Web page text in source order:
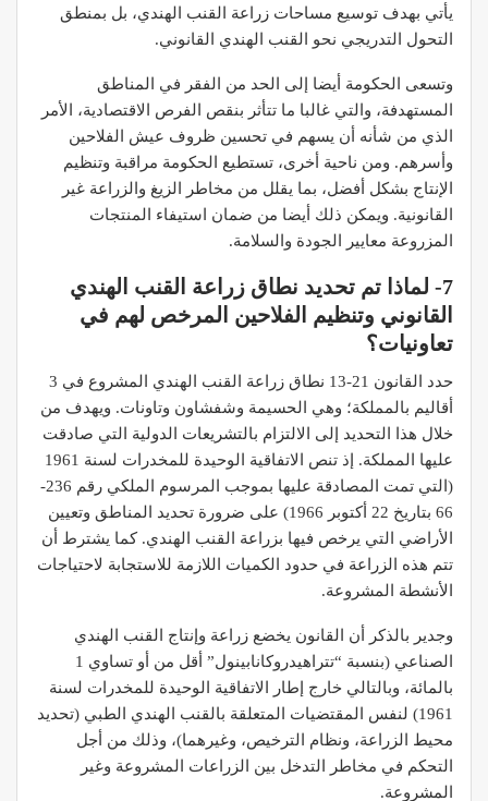
يأتي بهدف توسيع مساحات زراعة القنب الهندي، بل بمنطق
التحول التدريجي نحو القنب الهندي القانوني.
وتسعى الحكومة أيضا إلى الحد من الفقر في المناطق
المستهدفة، والتي غالبا ما تتأثر بنقص الفرص الاقتصادية، الأمر
الذي من شأنه أن يسهم في تحسين ظروف عيش الفلاحين
وأسرهم. ومن ناحية أخرى، تستطيع الحكومة مراقبة وتنظيم
الإنتاج بشكل أفضل، بما يقلل من مخاطر الزيغ والزراعة غير
القانونية. ويمكن ذلك أيضا من ضمان استيفاء المنتجات
المزروعة معايير الجودة والسلامة.
7- لماذا تم تحديد نطاق زراعة القنب الهندي
القانوني وتنظيم الفلاحين المرخص لهم في
تعاونيات؟
حدد القانون 21-13 نطاق زراعة القنب الهندي المشروع في 3
أقاليم بالمملكة؛ وهي الحسيمة وشفشاون وتاونات. ويهدف من
خلال هذا التحديد إلى الالتزام بالتشريعات الدولية التي صادقت
عليها المملكة. إذ تنص الاتفاقية الوحيدة للمخدرات لسنة 1961
(التي تمت المصادقة عليها بموجب المرسوم الملكي رقم 236-
66 بتاريخ 22 أكتوبر 1966) على ضرورة تحديد المناطق وتعيين
الأراضي التي يرخص فيها بزراعة القنب الهندي. كما يشترط أن
تتم هذه الزراعة في حدود الكميات اللازمة للاستجابة لاحتياجات
الأنشطة المشروعة.
وجدير بالذكر أن القانون يخضع زراعة وإنتاج القنب الهندي
الصناعي (بنسبة “تتراهيدروكانابينول” أقل من أو تساوي 1
بالمائة، وبالتالي خارج إطار الاتفاقية الوحيدة للمخدرات لسنة
1961) لنفس المقتضيات المتعلقة بالقنب الهندي الطبي (تحديد
محيط الزراعة، ونظام الترخيص، وغيرهما)، وذلك من أجل
التحكم في مخاطر التدخل بين الزراعات المشروعة وغير
المشروعة.